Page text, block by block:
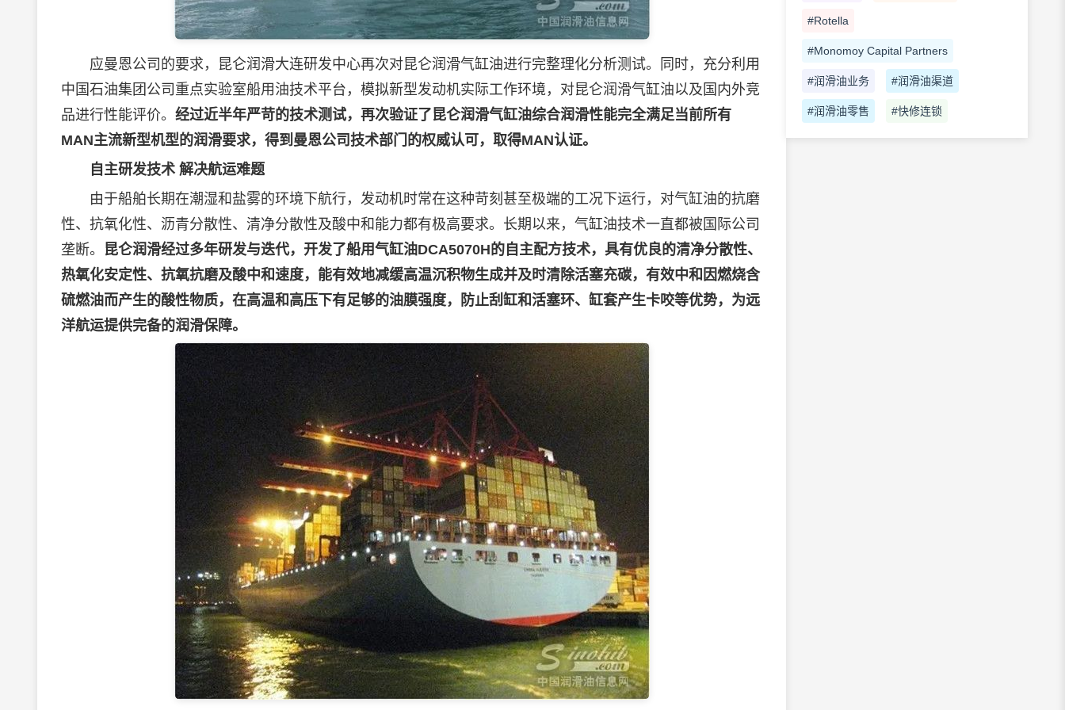
应曼恩公司的要求，昆仑润滑大连研发中心再次对昆仑润滑气缸油进行完整理化分析测试。同时，充分利用
中国石油集团公司重点实验室船用油技术平台，模拟新型发动机实际工作环境，对昆仑润滑气缸油以及国内外竞
品进行性能评价。 经过近半年严苛的技术测试，再次验证了昆仑润滑气缸油综合润滑性能完全满足当前所有
MAN主流新型机型的润滑要求，得到曼恩公司技术部门的权威认可，取得MAN认证。
自主研发技术 解决航运难题
由于船舶长期在潮湿和盐雾的环境下航行，发动机时常在这种苛刻甚至极端的工况下运行，对气缸油的抗磨
性、抗氧化性、沥青分散性、清净分散性及酸中和能力都有极高要求。长期以来，气缸油技术一直都被国际公司
垄断。 昆仑润滑经过多年研发与迭代，开发了船用气缸油DCA5070H的自主配方技术，具有优良的清净分散性、
热氧化安定性、抗氧抗磨及酸中和速度，能有效地减缓高温沉积物生成并及时清除活塞充碳，有效中和因燃烧含
硫燃油而产生的酸性物质，在高温和高压下有足够的油膜强度，防止刮缸和活塞环、缸套产生卡咬等优势，为远
洋航运提供完备的润滑保障。
#Rotella
#Monomoy Capital Partners
#润滑油业务 #润滑油渠道
#润滑油零售 #快修连锁